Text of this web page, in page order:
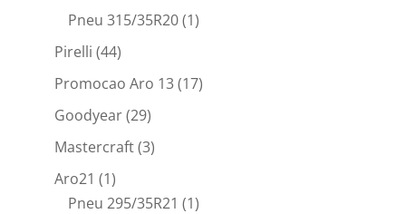
Pneu 315/35R20(1)
Pirelli (44)
Promocao Aro 13(17)
Goodyear(29)
Mastercraft(3)
Aro21 (1)
Pneu 295/35R21 (1)